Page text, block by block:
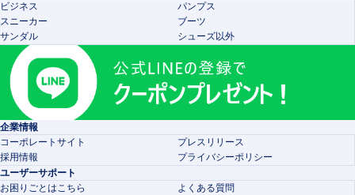
ビジネス
パンプス
スニーカー
ブーツ
サンダル
シューズ以外
企業情報
コーポレートサイト
プレスリリース
採用情報
プライバシーポリシー
ユーザーサポート
お困りごとはこちら
よくある質問